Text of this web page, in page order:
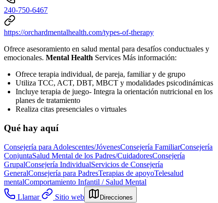
240-750-6467
https://orchardmentalhealth.com/types-of-therapy
Ofrece asesoramiento en salud mental para desafíos conductuales y
emocionales. Mental Health Services Más información:
Ofrece terapia individual, de pareja, familiar y de grupo
Utiliza TCC, ACT, DBT, MBCT y modalidades psicodinámicas
Incluye terapia de juego- Integra la orientación nutricional en los
planes de tratamiento
Realiza citas presenciales o virtuales
Qué hay aquí
Consejería para Adolescentes/JóvenesConsejería FamiliarConsejería
ConjuntaSalud Mental de los Padres/CuidadoresConsejería
GrupalConsejería IndividualServicios de Consejería
GeneralConsejería para PadresTerapias de apoyoTelesalud
mentalComportamiento Infantil / Salud Mental
Llamar
Sitio web Direcciones